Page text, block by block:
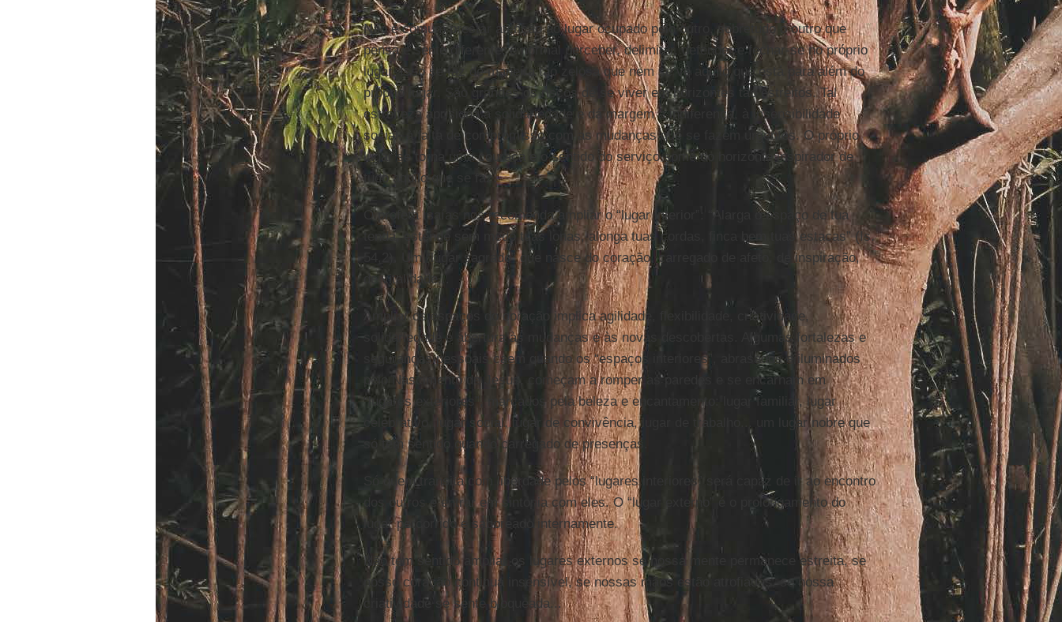
Não é comum prestar atenção ao lugar ocupado pelo outro, sobretudo o outro que
pensa e sente diferente; é normal perceber, delimitar, defender e fechar-se no próprio
lugar. Isso se faz de maneira tão zelosa que nem se vê aquilo que está para além do
próprio lugar. São grandes os riscos de se viver em horizontes tão estreitos. Tal
estreiteza aprisiona a solidariedade e dá margem à indiferença, à insensibilidade
social, à falta de compromisso com as mudanças que se fazem urgentes. O próprio
lugar se torna uma couraça e o sentido do serviço some do horizonte inspirador de
tudo aquilo que se faz.
O profeta Isaías nos recomenda ampliar o “lugar interior”: “Alarga o espaço de tua
tenda, estende sem medo tuas lonas, alonga tuas cordas, finca bem tuas estacas” (Is.
54,2). Um “lugar sagrado” que nasce do coração, carregado de afeto, de inspiração,
de vitalidade...
Ampliar os espaços do coração implica agilidade, flexibilidade, criatividade,
solidariedade e abertura às mudanças e às novas descobertas. Algumas fortalezas e
seguranças pessoais caem quando os “espaços interiores”, abrasados e iluminados
pelo Nascimento de Jesus, começam a romper as paredes e se encarnam em
“lugares exteriores”, marcados pela beleza e encantamento: lugar familiar, lugar
celebrativo, lugar social, lugar de convivência, lugar de trabalho... um lugar nobre que
só tem sentido quando carregado de presenças.
Só quem transita com liberdade pelos “lugares interiores” será capaz de ir ao encontro
dos outros e entrar em sintonia com eles. O “lugar externo” é o prolongamento do
lugar percorrido e saboreado internamente.
Não tem sentido ampliar os lugares externos se nossa mente permanece estreita, se
nosso coração continua insensível, se nossas mãos estão atrofiadas, se nossa
criatividade se sente bloqueada...